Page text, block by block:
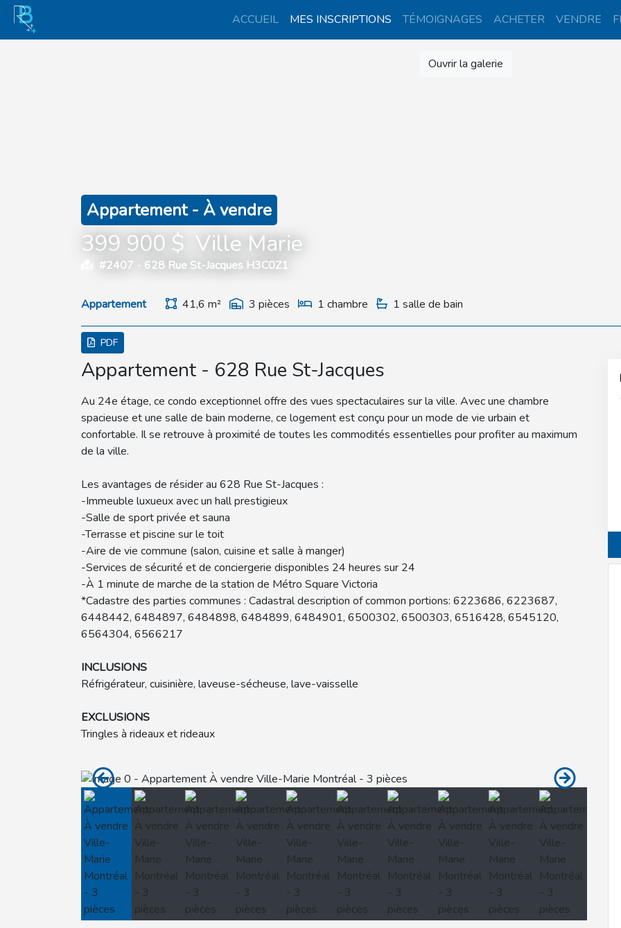
ACCUEIL MES INSCRIPTIONS TÉMOIGNAGES ACHETER VENDRE
Ouvrir la galerie
Appartement - À vendre
399 900 $ Ville Marie
#2407 - 628 Rue St-Jacques H3C0Z1
Appartement 41,6 m² 3 pièces 1 chambre 1 salle de bain
PDF
Appartement - 628 Rue St-Jacques
Au 24e étage, ce condo exceptionnel offre des vues spectaculaires sur la ville. Avec une chambre
spacieuse et une salle de bain moderne, ce logement est conçu pour un mode de vie urbain et
confortable. Il se retrouve à proximité de toutes les commodités essentielles pour profiter au maximum
de la ville.
Les avantages de résider au 628 Rue St-Jacques :
-Immeuble luxueux avec un hall prestigieux
-Salle de sport privée et sauna
-Terrasse et piscine sur le toit
-Aire de vie commune (salon, cuisine et salle à manger)
-Services de sécurité et de conciergerie disponibles 24 heures sur 24
-À 1 minute de marche de la station de Métro Square Victoria
*Cadastre des parties communes : Cadastral description of common portions: 6223686, 6223687,
6448442, 6484897, 6484898, 6484899, 6484901, 6500302, 6500303, 6516428, 6545120,
6564304, 6566217
INCLUSIONS
Réfrigérateur, cuisinière, laveuse-sécheuse, lave-vaisselle
EXCLUSIONS
Tringles à rideaux et rideaux